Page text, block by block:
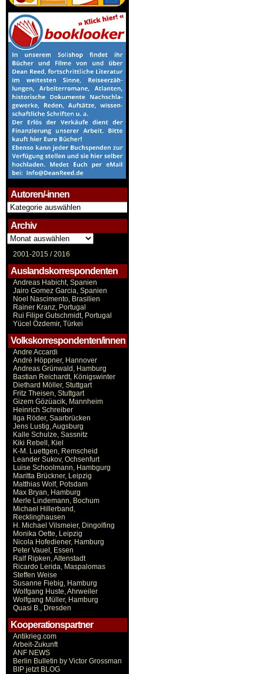
Autoren/-innen
Autoren/-
innen
Archiv
Archiv
2001-2015 /2016
Auslandskorrespondenten
Andreas Habicht, Spanien
Jairo Gomez Garcia, Spanien
Noel Nascimento, Brasilien
Rainer Kranz, Portugal
Rui Filipe Gutschmidt, Portugal
Yücel Özdemir, Türkei
Volkskorrespondenten/innen
Andre Accardi
André Höppner, Hannover
Andreas Grünwald, Hamburg
Bastian Reichardt, Königswinter
Diethard Möller, Stuttgart
Fritz Theisen, Stuttgart
Gizem Gözüacik, Mannheim
Heinrich Schreiber
Ilga Röder, Saarbrücken
Jens Lustig, Augsburg
Kalle Schulze, Sassnitz
Kiki Rebell, Kiel
K-M. Luettgen, Remscheid
Leander Sukov, Ochsenfurt
Luise Schoolmann, Hambgurg
Maritta Brückner, Leipzig
Matthias Wolf, Potsdam
Max Bryan, Hamburg
Merle Lindemann, Bochum
Michael Hillerband,
Recklinghausen
H. Michael Vilsmeier, Dingolfing
Monika Oette, Leipzig
Nicola Hofediener, Hamburg
Peter Vauel, Essen
Ralf Ripken, Altenstadt
Ricardo Lerida, Maspalomas
Steffen Weise
Susanne Fiebig, Hamburg
Wolfgang Huste, Ahrweiler
Wolfgang Müller, Hamburg
Quasi B., Dresden
Kooperationspartner
Antikrieg.com
Arbeit-Zukunft
ANF NEWS
Berlin Bulletin by Victor Grossman
BIP jetzt BLOG